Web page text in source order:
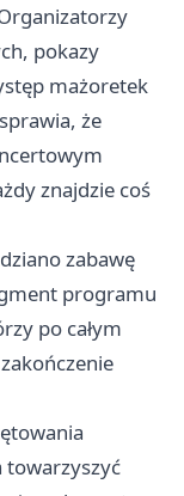
pokazy
mażoretek
że
znajdzie coś
zabawę
programu
po całym
towarzyszyć